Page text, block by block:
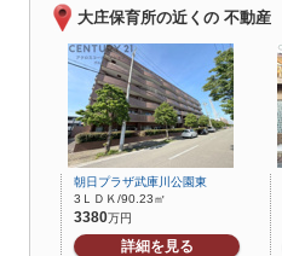
大庄保育所の近くの 不動産
朝日プラザ武庫川公園東
3ＬＤＫ/90.23㎡
3380万円
詳細を見る